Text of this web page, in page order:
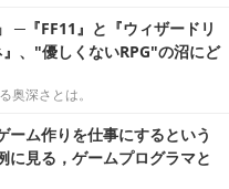
─『FF11』と『ウィザードリ
、"優しくないRPG"の沼にど
奥深さとは。
ーム作りを仕事にするという
に見る，ゲームプログラマと